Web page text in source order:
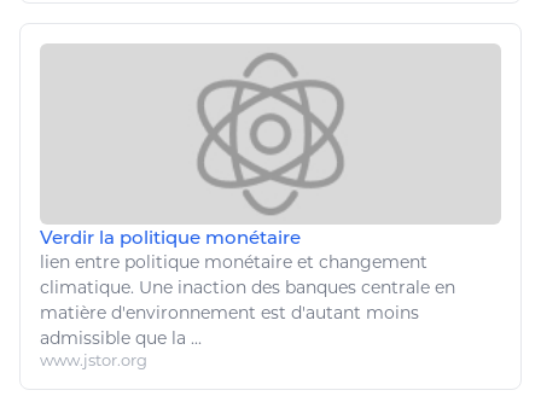
Verdir la politique monétaire
lien entre politique monétaire et changement
climatique. Une inaction des banques centrale en
matière d'environnement est d'autant moins
admissible que la ...
www.jstor.org